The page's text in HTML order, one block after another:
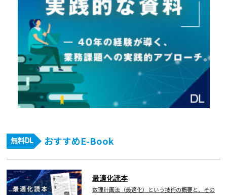
無料DL おすすめE-Book
最適化読本
数理計画法（最適化）という技術の概要と、その